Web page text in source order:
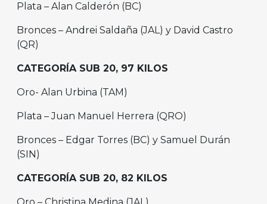
Plata – Alan Calderón (BC)
Bronces – Andrei Saldaña (JAL) y David Castro
(QR)
CATEGORÍA SUB 20, 97 KILOS
Oro- Alan Urbina (TAM)
Plata – Juan Manuel Herrera (QRO)
Bronces – Edgar Torres (BC) y Samuel Durán
(SIN)
CATEGORÍA SUB 20, 82 KILOS